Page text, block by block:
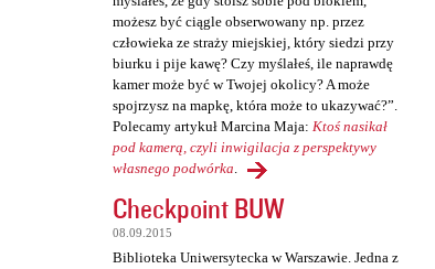
możesz być ciągle obserwowany np. przez
człowieka ze straży miejskiej, który siedzi przy
biurku i pije kawę? Czy myślałeś, ile naprawdę
kamer może być w Twojej okolicy? A może
spojrzysz na mapkę, która może to ukazywać?”.
Polecamy artykuł Marcina Maja: Ktoś nasikał
pod kamerą, czyli inwigilacja z perspektywy
własnego podwórka.
Checkpoint BUW
08.09.2015
Biblioteka Uniwersytecka w Warszawie. Jedna z